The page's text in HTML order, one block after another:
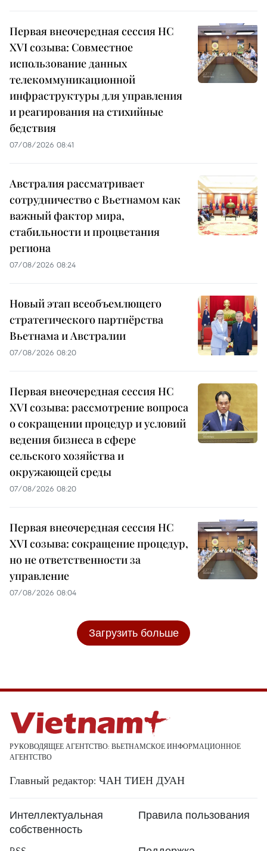
Первая внеочередная сессия НС
XVI созыва: Совместное
использование данных
телекоммуникационной
инфраструктуры для управления
и реагирования на стихийные
бедствия
07/08/2026 08:41
Австралия рассматривает
сотрудничество с Вьетнамом как
важный фактор мира,
стабильности и процветания
региона
07/08/2026 08:24
Новый этап всеобъемлющего
стратегического партнёрства
Вьетнама и Австралии
07/08/2026 08:20
Первая внеочередная сессия НС
XVI созыва: рассмотрение вопроса
о сокращении процедур и условий
ведения бизнеса в сфере
сельского хозяйства и
окружающей среды
07/08/2026 08:20
Первая внеочередная сессия НС
XVI созыва: сокращение процедур,
но не ответственности за
управление
07/08/2026 08:04
Загрузить больше
РУКОВОДЯЩЕЕ АГЕНТСТВО: ВЬЕТНАМСКОЕ ИНФОРМАЦИОННОЕ
АГЕНТСТВО
Главный редактор: ЧАН ТИЕН ДУАН
Интеллектуальная
собственность
Правила пользования